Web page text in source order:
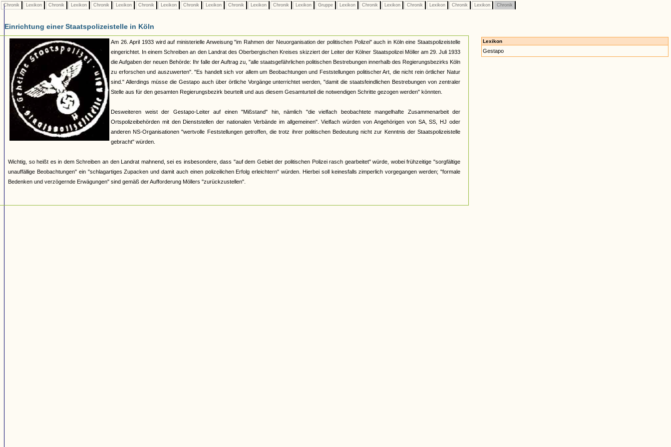
Chronik Lexikon Chronik Lexikon Chronik Lexikon Chronik Lexikon Chronik Lexikon Chronik Lexikon Chronik Lexikon Gruppe Lexikon Chronik Lexikon Chronik Lexikon Chronik Lexikon Chronik
Einrichtung einer Staatspolizeistelle in Köln
Am 26. April 1933 wird auf ministerielle Anweisung "im Rahmen der Neuorganisation der politischen Polizei" auch in Köln eine Staatspolizeistelle
eingerichtet. In einem Schreiben an den Landrat des Oberbergischen Kreises skizziert der Leiter der Kölner Staatspolizei Möller am 29. Juli 1933
die Aufgaben der neuen Behörde: Ihr falle der Auftrag zu, "alle staatsgefährlichen politischen Bestrebungen innerhalb des Regierungsbezirks Köln
zu erforschen und auszuwerten". "Es handelt sich vor allem um Beobachtungen und Feststellungen politischer Art, die nicht rein örtlicher Natur
sind." Allerdings müsse die Gestapo auch über örtliche Vorgänge unterrichtet werden, "damit die staatsfeindlichen Bestrebungen von zentraler
Stelle aus für den gesamten Regierungsbezirk beurteilt und aus diesem Gesamturteil die notwendigen Schritte gezogen werden" könnten.
Desweiteren weist der Gestapo-Leiter auf einen "Mißstand" hin, nämlich "die vielfach beobachtete mangelhafte Zusammenarbeit der
Ortspolizeibehörden mit den Dienststellen der nationalen Verbände im allgemeinen". Vielfach würden von Angehörigen von SA, SS, HJ oder
anderen NS-Organisationen "wertvolle Feststellungen getroffen, die trotz ihrer politischen Bedeutung nicht zur Kenntnis der Staatspolizeistelle
gebracht" würden.
Wichtig, so heißt es in dem Schreiben an den Landrat mahnend, sei es insbesondere, dass "auf dem Gebiet der politischen Polizei rasch gearbeitet" würde, wobei frühzeitige "sorgfältige
unauffällige Beobachtungen" ein "schlagartiges Zupacken und damit auch einen polizeilichen Erfolg erleichtern" würden. Hierbei soll keinesfalls zimperlich vorgegangen werden; "formale
Bedenken und verzögernde Erwägungen" sind gemäß der Aufforderung Möllers "zurückzustellen".
Lexikon
Gestapo